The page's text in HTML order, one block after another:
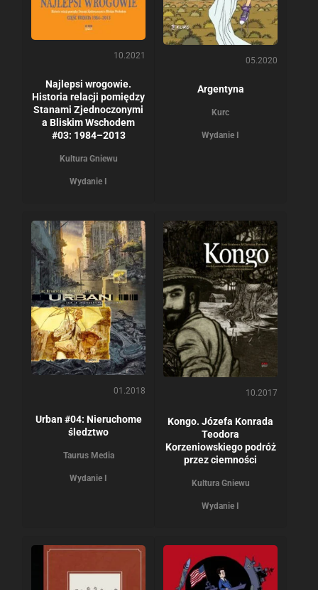
10.2021
Najlepsi wrogowie.
Historia relacji pomiędzy
Stanami Zjednoczonymi
a Bliskim Wschodem
#03: 1984–2013
Kultura Gniewu
Wydanie I
05.2020
Argentyna
Kurc
Wydanie I
01.2018
Urban #04: Nieruchome
śledztwo
Taurus Media
Wydanie I
10.2017
Kongo. Józefa Konrada
Teodora
Korzeniowskiego podróż
przez ciemności
Kultura Gniewu
Wydanie I